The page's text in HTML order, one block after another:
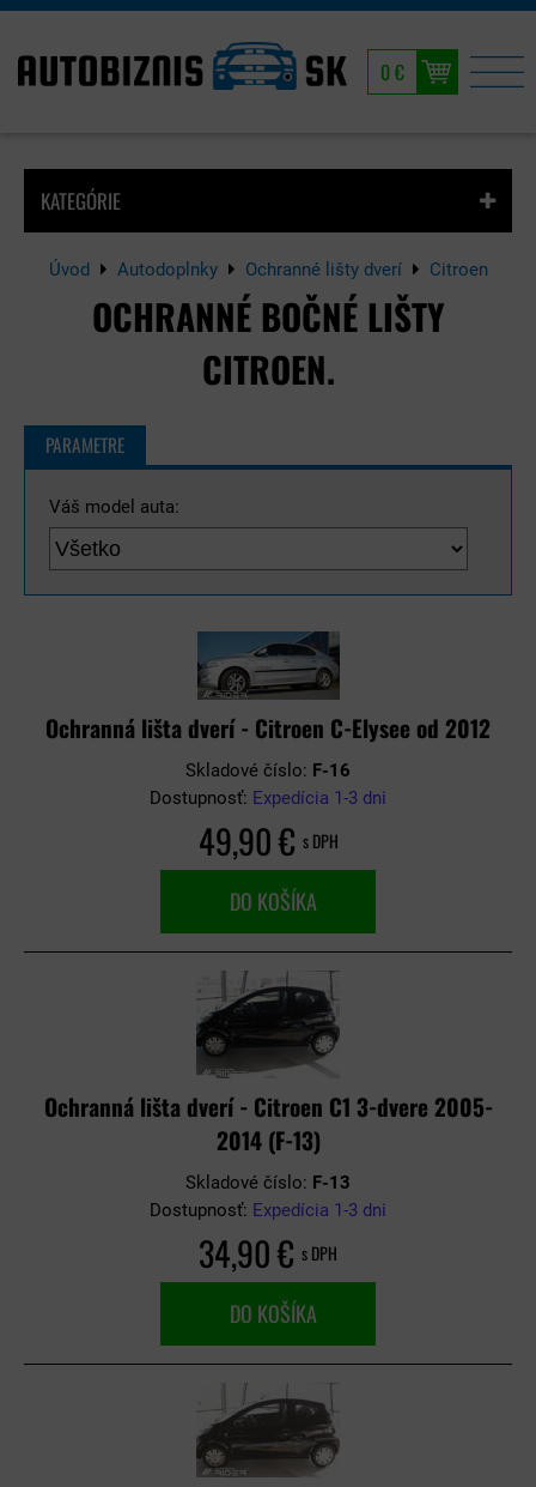
0 €
Úvod Autodoplnky Ochranné lišty dverí Citroen
OCHRANNÉ BOČNÉ LIŠTY
CITROEN.
KATEGÓRIE
PARAMETRE
Váš model auta:
Ochranná lišta dverí - Citroen C-Elysee od 2012
Skladové číslo: F-16
Dostupnosť: Expedícia 1-3 dni
49,90 € s DPH
DO KOŠÍKA
Ochranná lišta dverí - Citroen C1 3-dvere 2005-
2014 (F-13)
Skladové číslo: F-13
Dostupnosť: Expedícia 1-3 dni
34,90 € s DPH
DO KOŠÍKA